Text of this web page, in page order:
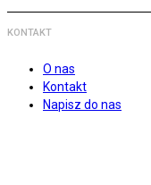
KONTAKT
O nas
Kontakt
Napisz do nas